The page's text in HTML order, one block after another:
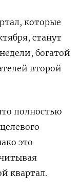
которые
станут
богатой
второй
полностью
это
квартал.